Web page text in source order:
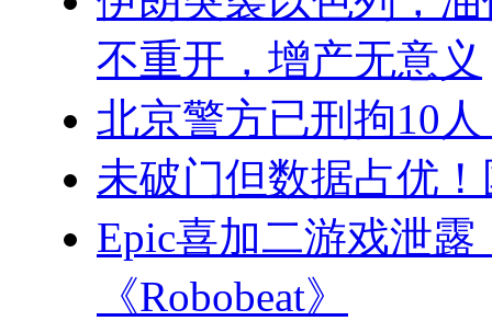
不重开，增产无意义
北京警方已刑拘10
未破门但数据占优
Epic喜加二游戏泄
《Robobeat》